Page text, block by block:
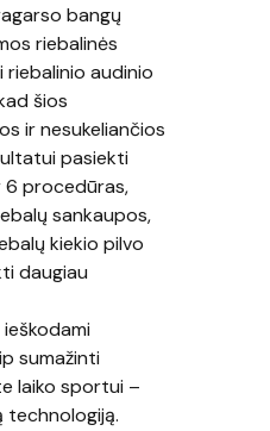
bangų
riebalinės
riebalinio audinio
šios
ir nesukeliančios
pasiekti
6 procedūras,
sankaupos,
kiekio pilvo
daugiau
sumažinti
laiko sportui –
technologiją.